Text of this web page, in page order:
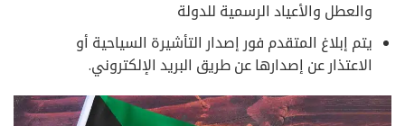
والعطل والأعياد الرسمية للدولة
يتم إبلاغ المتقدم فور إصدار التأشيرة السياحية أو
الاعتذار عن إصدارها عن طريق البريد الإلكتروني.